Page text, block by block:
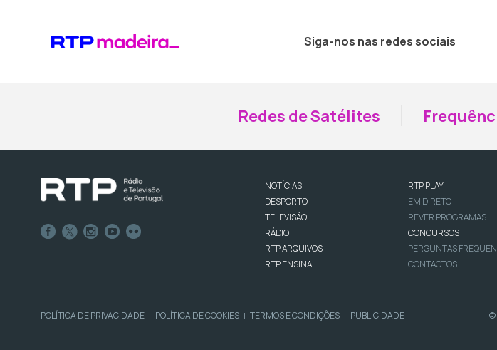
Siga-nos nas redes sociais
Redes de Satélites
NOTÍCIAS
DESPORTO
TELEVISÃO
RÁDIO
RTP ARQUIVOS
RTP ENSINA
RTP PLAY
EM DIRETO
REVER PROGRAMAS
CONCURSOS
PERGUNTAS
CONTACTOS
POLÍTICA DE PRIVACIDADE | POLÍTICA DE COOKIES | TERMOS E CONDIÇÕES | PUBLICIDADE ©